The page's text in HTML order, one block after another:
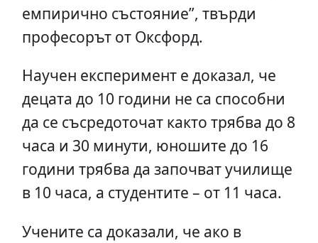
емпирично състояние”, твърди
професорът от Оксфорд.
Научен експеримент е доказал, че
децата до 10 години не са способни
да се съсредоточат както трябва до 8
часа и 30 минути, юношите до 16
години трябва да започват училище
в 10 часа, а студентите – от 11 часа.
Учените са доказали, че ако в